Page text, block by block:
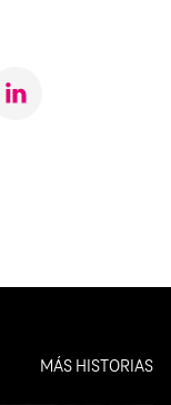
Compartr
MÁS HISTORIAS